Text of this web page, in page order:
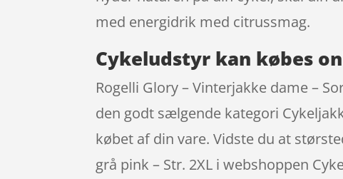
med energidrik med citrussmag.
Cykeludstyr kan købes
Rogelli Glory – Vinterjakke dame –
den godt sælgende kategori
købet af din vare. Vidste du at
grå pink – Str. 2XL i webshoppen